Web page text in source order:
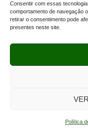
Consentir com essas
comportamento de navegação
retirar o consentimento pode
presentes neste site.
Política
Política de Cookies/